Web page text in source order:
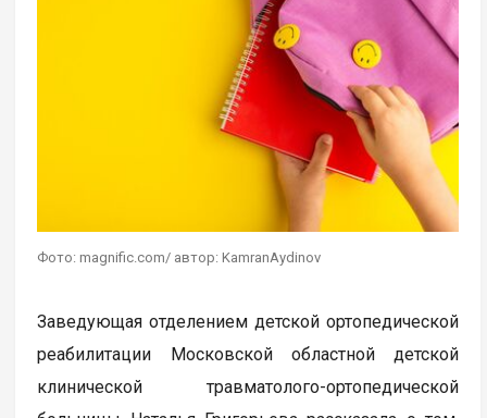
Фото: magnific.com/ автор: KamranAydinov
Заведующая отделением детской ортопедической
реабилитации Московской областной детской
клинической травматолого-ортопедической